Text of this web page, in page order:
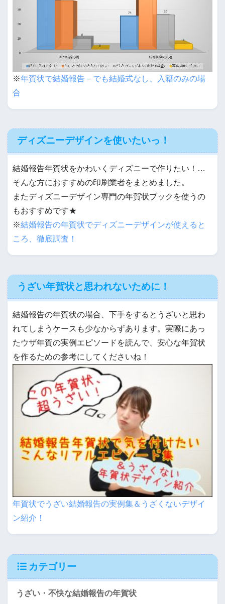
※年賀状で結婚報告－でも結婚式なし、入籍のみの場
合
ディズニーデザインを使いたいっ！
結婚報告年賀状をかわいくディズニーで作りたい！…
そんな方におすすめの印刷業者をまとめました。
またディズニーデザイン専門の年賀状ブックを使うの
もおすすめです★
※結婚報告の年賀状でディズニーデザインが使えると
ころ、徹底調査！
うざい年賀状と思われないために！
結婚報告の年賀状の場合、下手をするとうざいと思わ
れてしまうケースも少なからずあります。実際にあっ
たウザ年賀の実例エピソードを読んで、安心な年賀状
を作るための参考にしてくださいね！
年賀状でうざい結婚報告の実例集＆うざくないデザイ
ン紹介！
カテゴリー
うざい・不快な結婚報告の年賀状